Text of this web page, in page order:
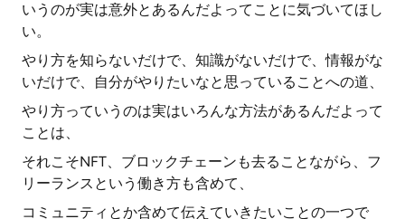
いうのが実は意外とあるんだよってことに気づいてほし
い。
やり方を知らないだけで、知識がないだけで、情報がな
いだけで、自分がやりたいなと思っていることへの道、
やり方っていうのは実はいろんな方法があるんだよって
ことは、
それこそNFT、ブロックチェーンも去ることながら、フ
リーランスという働き方も含めて、
コミュニティとか含めて伝えていきたいことの一つで